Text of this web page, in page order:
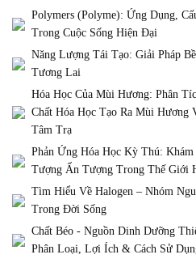
Polymers (Polyme): Ứng Dụng,
Trong Cuộc Sống Hiện Đại
Năng Lượng Tái Tạo: Giải Pháp
Tương Lai
Hóa Học Của Mùi Hương: Phân
Chất Hóa Học Tạo Ra Mùi Hương
Tâm Trạ
Phản Ứng Hóa Học Kỳ Thú: Khám
Tượng Ấn Tượng Trong Thế Giới
Tìm Hiểu Về Halogen – Nhóm
Trong Đời Sống
Chất Béo - Nguồn Dinh Dưỡng
Phân Loại, Lợi Ích & Cách Sử